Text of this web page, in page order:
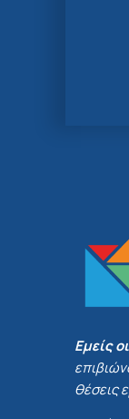
Εμείς
θέσεις